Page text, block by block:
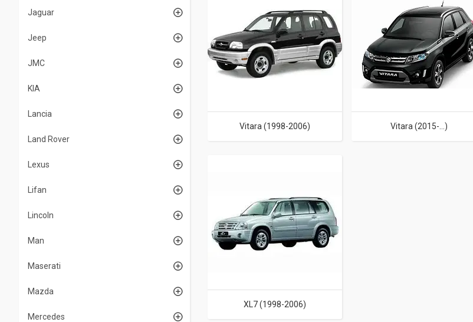
Vitara (1998-2006) Vitara (2015-...)
XL7 (1998-2006)
Jaguar
Jeep
JMC
KIA
Lancia
Land Rover
Lexus
Lifan
Lincoln
Man
Maserati
Mazda
Mercedes